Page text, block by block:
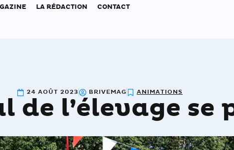
LA RÉDACTION CONTACT
24 AOÛT 2023 BRIVEMAG ANIMATIONS
de l’élevage se